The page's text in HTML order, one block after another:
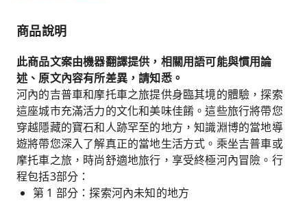
商品說明
此商品文案由機器翻譯提供，相關用語可能與慣用論
述、原文內容有所差異，請知悉。
河內的吉普車和摩托車之旅提供身臨其境的體驗，探索
這座城市充滿活力的文化和美味佳餚。這些旅行將帶您
穿越隱藏的寶石和人跡罕至的地方，知識淵博的當地導
遊將帶您深入了解真正的當地生活方式。乘坐吉普車或
摩托車之旅，時尚舒適地旅行，享受終極河內冒險。行
程包括3部分：
第 1 部分：探索河內未知的地方